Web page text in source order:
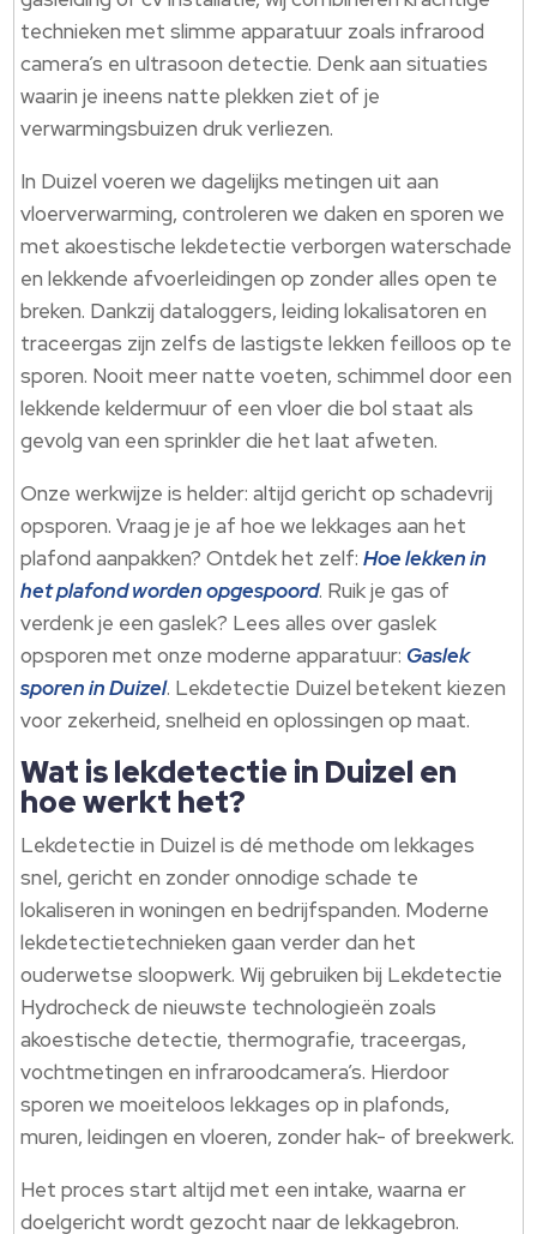
technieken met slimme apparatuur zoals infrarood
camera’s en ultrasoon detectie. Denk aan situaties
waarin je ineens natte plekken ziet of je
verwarmingsbuizen druk verliezen.
In Duizel voeren we dagelijks metingen uit aan
vloerverwarming, controleren we daken en sporen we
met akoestische lekdetectie verborgen waterschade
en lekkende afvoerleidingen op zonder alles open te
breken. Dankzij dataloggers, leiding lokalisatoren en
traceergas zijn zelfs de lastigste lekken feilloos op te
sporen. Nooit meer natte voeten, schimmel door een
lekkende keldermuur of een vloer die bol staat als
gevolg van een sprinkler die het laat afweten.
Onze werkwijze is helder: altijd gericht op schadevrij
opsporen. Vraag je je af hoe we lekkages aan het
plafond aanpakken? Ontdek het zelf:Hoe lekken in
het plafond worden opgespoord. Ruik je gas of
verdenk je een gaslek? Lees alles over gaslek
opsporen met onze moderne apparatuur: Gaslek
sporen in Duizel. Lekdetectie Duizel betekent kiezen
voor zekerheid, snelheid en oplossingen op maat.
Wat is lekdetectie in Duizel en
hoe werkt het?
Lekdetectie in Duizel is dé methode om lekkages
snel, gericht en zonder onnodige schade te
lokaliseren in woningen en bedrijfspanden. Moderne
lekdetectietechnieken gaan verder dan het
ouderwetse sloopwerk. Wij gebruiken bij Lekdetectie
Hydrocheck de nieuwste technologieën zoals
akoestische detectie, thermografie, traceergas,
vochtmetingen en infraroodcamera’s. Hierdoor
sporen we moeiteloos lekkages op in plafonds,
muren, leidingen en vloeren, zonder hak- of breekwerk.
Het proces start altijd met een intake, waarna er
doelgericht wordt gezocht naar de lekkagebron.